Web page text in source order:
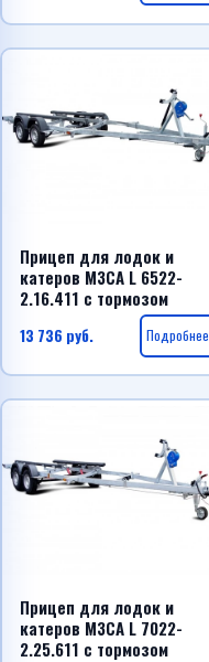
Прицеп для лодок и
катеров МЗСА L 6522-
2.16.411 с тормозом
13 736 руб. Подробнее
Прицеп для лодок и
катеров МЗСА L 7022-
2.25.611 с тормозом